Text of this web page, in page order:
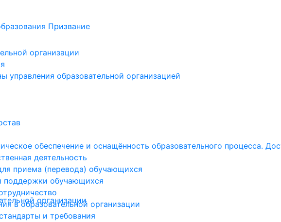
организации
управления образовательной организацией
обеспечение и оснащённость образовательного процесса.
деятельность
приема (перевода) обучающихся
поддержки обучающихся
в образовательной организации
и требования
организации